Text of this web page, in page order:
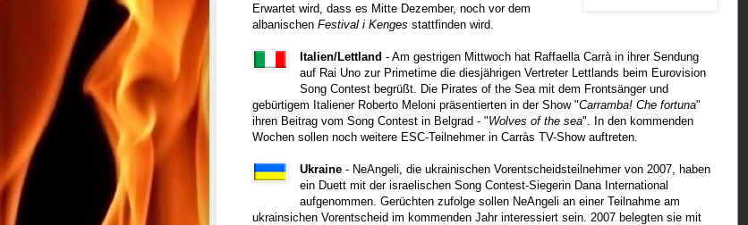
Erwartet wird, dass es Mitte Dezember, noch vor dem
albanischen Festival i Kenges stattfinden wird.
Italien/Lettland - Am gestrigen Mittwoch hat Raffaella Carrà in ihrer Sendung
auf Rai Uno zur Primetime die diesjährigen Vertreter Lettlands beim Eurovision
Song Contest begrüßt. Die Pirates of the Sea mit dem Frontsänger und
gebürtigem Italiener Roberto Meloni präsentierten in der Show "Carramba! Che fortuna"
ihren Beitrag vom Song Contest in Belgrad - "Wolves of the sea". In den kommenden
Wochen sollen noch weitere ESC-Teilnehmer in Carràs TV-Show auftreten.
Ukraine - NeAngeli, die ukrainischen Vorentscheidsteilnehmer von 2007, haben
ein Duett mit der israelischen Song Contest-Siegerin Dana International
aufgenommen. Gerüchten zufolge sollen NeAngeli an einer Teilnahme am
ukrainsichen Vorentscheid im kommenden Jahr interessiert sein. 2007 belegten sie mit